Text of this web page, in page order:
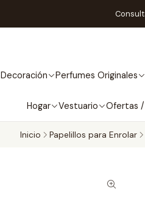
Decoración Perfumes Originales
Hogar Vestuario Ofertas /
Inicio Papelillos para Enrolar